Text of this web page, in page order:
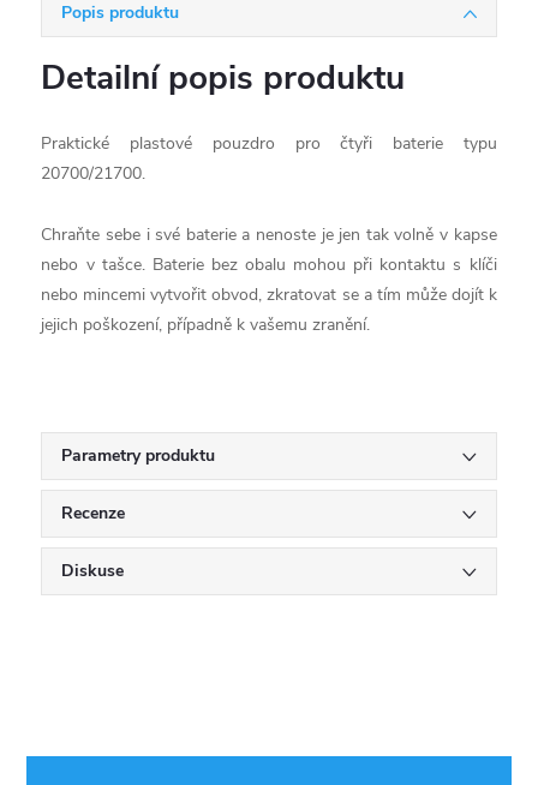
Popis produktu
Detailní popis produktu
Praktické plastové pouzdro pro čtyři baterie typu
20700/21700.
Chraňte sebe i své baterie a nenoste je jen tak volně v kapse
nebo v tašce. Baterie bez obalu mohou při kontaktu s klíči
nebo mincemi vytvořit obvod, zkratovat se a tím může dojít k
jejich poškození, případně k vašemu zranění.
Parametry produktu
Recenze
Diskuse